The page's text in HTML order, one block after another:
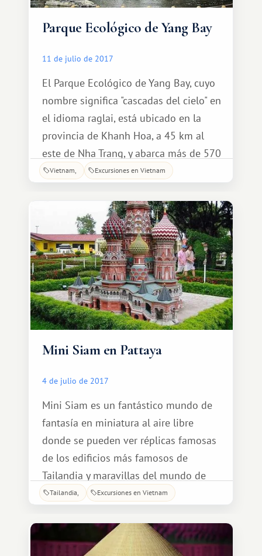
Parque Ecológico de Yang Bay
11 de julio de 2017
El Parque Ecológico de Yang Bay, cuyo
nombre significa "cascadas del cielo" en
el idioma raglai, está ubicado en la
provincia de Khanh Hoa, a 45 km al
este de Nha Trang, y abarca más de 570
hectáreas de hermosa selva. El parque
Kan y Ho Che. La más grande de ellas
Vietnam Excursiones en Vietnam
Mini Siam en Pattaya
4 de julio de 2017
Mini Siam es un fantástico mundo de
fantasía en miniatura al aire libre
donde se pueden ver réplicas famosas
de los edificios más famosos de
Tailandia y maravillas del mundo de
todo el mundo. Mini Siam, una de las
de Pattaya, fue construido en 1986 y
cubre un área de 46.400 metros
Tailandia Excursiones en Vietnam